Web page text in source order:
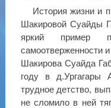
История жизни и
Шакировой Суайды
яркий пример
самоотверженности
Шакирова Суайда
году в д.Ургагары
трудное детство,
не сломило в ней